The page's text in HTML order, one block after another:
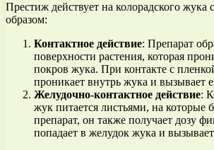
Престиж действует на колорадского
образом:
Контактное действие: Препарат
поверхности растения, которая
покров жука. При контакте с
проникает внутрь жука и вызывает
Желудочно-контактное действие:
жук питается листьями, на которые
препарат, он также получает дозу
попадает в желудок жука и